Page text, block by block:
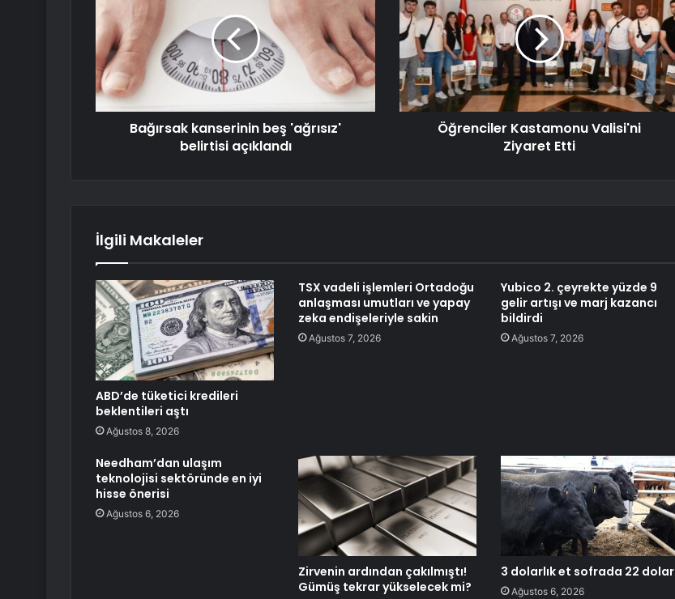
Bağırsak kanserinin beş 'ağrısız'
belirtisi açıklandı
Öğrenciler Kastamonu Valisi'ni
Ziyaret Etti
İlgili Makaleler
ABD’de tüketici kredileri
beklentileri aştı
Ağustos 8, 2026
TSX vadeli işlemleri Ortadoğu
anlaşması umutları ve yapay
zeka endişeleriyle sakin
Ağustos 7, 2026
Yubico 2. çeyrekte yüzde 9
gelir artışı ve marj kazancı
bildirdi
Ağustos 7, 2026
Needham’dan ulaşım
teknolojisi sektöründe en iyi
hisse önerisi
Ağustos 6, 2026
Zirvenin ardından çakılmıştı!
Gümüş tekrar yükselecek mi?
3 dolarlık et sofrada 22 dolar
Ağustos 6, 2026